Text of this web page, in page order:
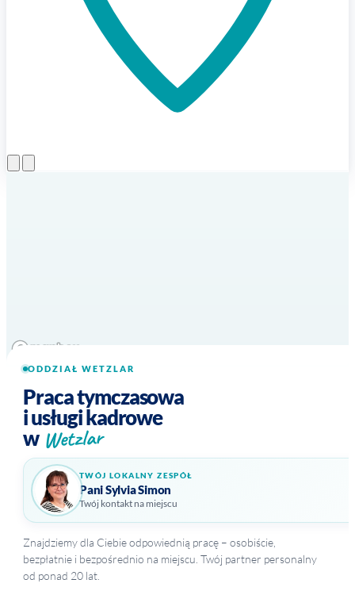
ODDZIAŁ WETZLAR
Praca tymczasowa
i usługi kadrowe
w Wetzlar
TWÓJ LOKALNY ZESPÓŁ
Pani Sylvia Simon
Twój kontakt na miejscu
Znajdziemy dla Ciebie odpowiednią pracę – osobiście,
bezpłatnie i bezpośrednio na miejscu. Twój partner personalny
od ponad 20 lat.